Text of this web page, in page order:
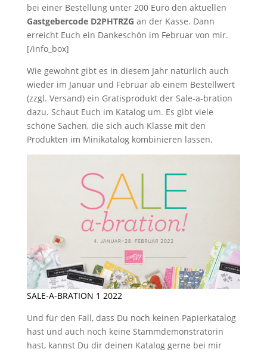
bei einer Bestellung unter 200 Euro den aktuellen
Gastgebercode D2PHTRZG an der Kasse. Dann
erreicht Euch ein Dankeschön im Februar von mir.
[/info_box]
Wie gewohnt gibt es in diesem Jahr natürlich auch
wieder im Januar und Februar ab einem Bestellwert
(zzgl. Versand) ein Gratisprodukt der Sale-a-bration
dazu. Schaut Euch im Katalog um. Es gibt viele
schöne Sachen, die sich auch Klasse mit den
Produkten im Minikatalog kombinieren lassen.
SALE-A-BRATION 1 2022
Und für den Fall, dass Du noch keinen Papierkatalog
hast und auch noch keine Stammdemonstratorin
hast, kannst Du dir deinen Katalog gerne bei mir